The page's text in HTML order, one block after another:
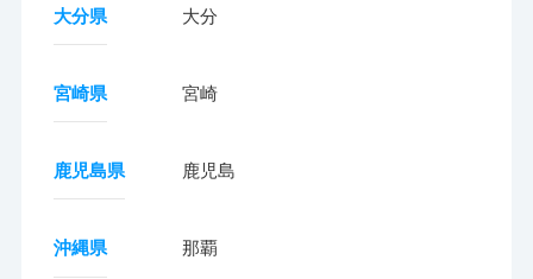
大分県 大分
宮崎県 宮崎
鹿児島県 鹿児島
沖縄県 那覇